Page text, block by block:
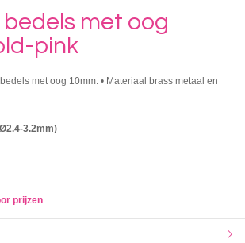
met oog
pink
met oog 10mm: • Materiaal brass metaal en
3.2mm)
prijzen